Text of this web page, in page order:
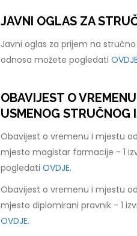
JAVNI OGLAS ZA
Javni oglas za prijem na
odnosa možete pogledati
OBAVIJEST O
USMENOG STRUČNOG
Obavijest o vremenu i mjestu
mjesto magistar farmacije - 1
pogledati OVDJE.
Obavijest o vremenu i mjestu
mjesto diplomirani pravnik - 1
OVDJE.